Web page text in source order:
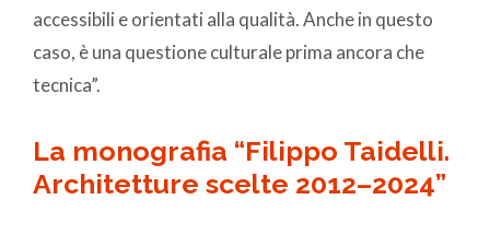
accessibili e orientati alla qualità. Anche in questo
caso, è una questione culturale prima ancora che
tecnica”.
La monografia “Filippo Taidelli.
Architetture scelte 2012–2024”